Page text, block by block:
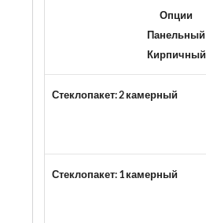
Опции
Панельный
Кирпичный
Стеклопакет: 2 камерный
Стеклопакет: 1 камерный